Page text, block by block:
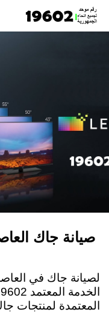
صيانة جاك
لصيانة جاك في